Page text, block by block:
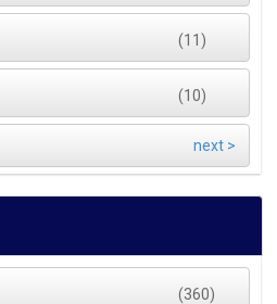
(11)
(10)
next >
(360)